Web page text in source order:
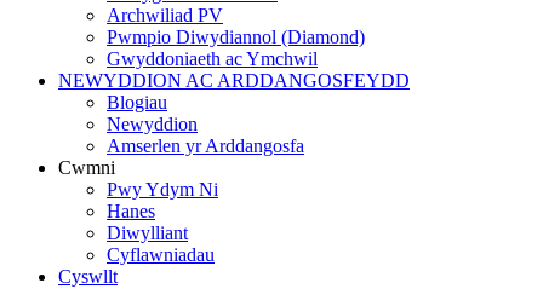
Archwiliad PV
Pwmpio Diwydiannol (Diamond)
Gwyddoniaeth ac Ymchwil
NEWYDDION AC ARDDANGOSFEYDD
Blogiau
Newyddion
Amserlen yr Arddangosfa
Cwmni
Pwy Ydym Ni
Hanes
Diwylliant
Cyflawniadau
Cyswllt